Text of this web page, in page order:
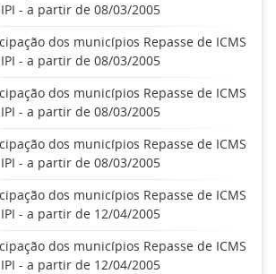
- a partir de 08/03/2005
dos municípios Repasse de ICMS
- a partir de 08/03/2005
dos municípios Repasse de ICMS
- a partir de 08/03/2005
dos municípios Repasse de ICMS
- a partir de 08/03/2005
dos municípios Repasse de ICMS
- a partir de 12/04/2005
dos municípios Repasse de ICMS
- a partir de 12/04/2005